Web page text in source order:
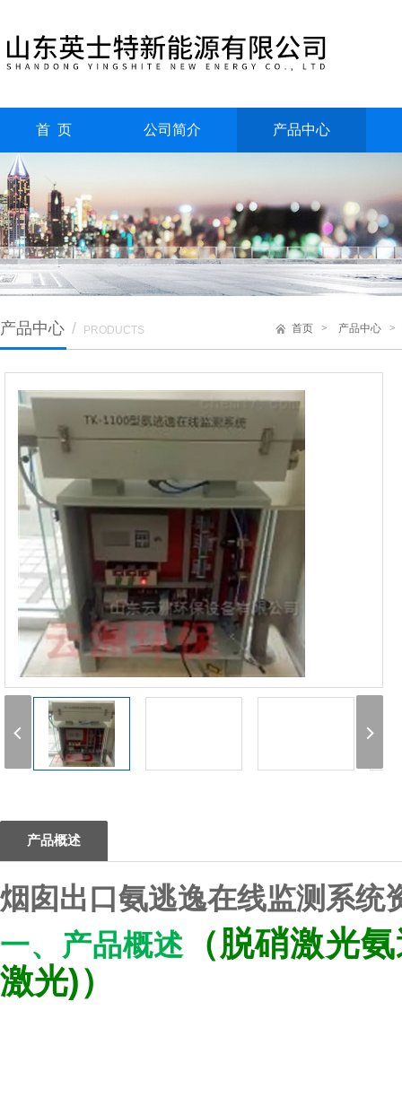
首 页 公司简介 产品中心
产品中心 / PRODUCTS 首页 > 产品中心
产品概述
烟囱出口氨逃逸在线监测系统
一、产品概述
（脱硝激光
激光)）